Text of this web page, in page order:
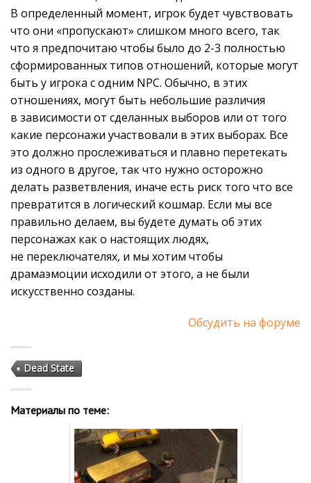
В определенный момент, игрок будет чувствовать
что они «пропускают» слишком много всего, так
что я предпочитаю чтобы было до 2-3 полностью
сформированных типов отношений, которые могут
быть у игрока с одним NPC. Обычно, в этих
отношениях, могут быть небольшие различия
в зависимости от сделанных выборов или от того
какие персонажи участвовали в этих выборах. Все
это должно прослеживаться и плавно перетекать
из одного в другое, так что нужно осторожно
делать разветвления, иначе есть риск того что все
превратится в логический кошмар. Если мы все
правильно делаем, вы будете думать об этих
персонажах как о настоящих людях,
не переключателях, и мы хотим чтобы
драмаэмоции исходили от этого, а не были
искусственно созданы.
Обсудить на форуме
Dead State
Материалы по теме: